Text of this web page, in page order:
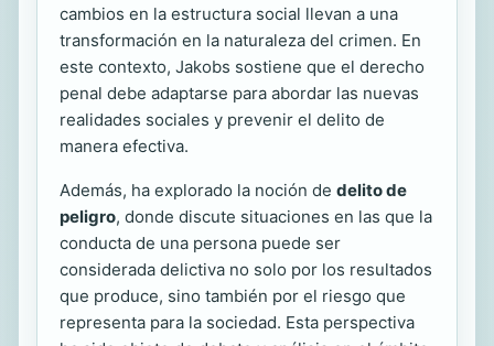
cambios en la estructura social llevan a una
transformación en la naturaleza del crimen. En
este contexto, Jakobs sostiene que el derecho
penal debe adaptarse para abordar las nuevas
realidades sociales y prevenir el delito de
manera efectiva.
Además, ha explorado la noción de delito de
peligro, donde discute situaciones en las que la
conducta de una persona puede ser
considerada delictiva no solo por los resultados
que produce, sino también por el riesgo que
representa para la sociedad. Esta perspectiva